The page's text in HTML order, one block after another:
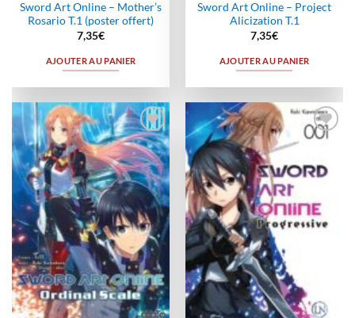
Sword Art Online – Mother’s
Rosario T.1 (poster offert)
7,35€
AJOUTER AU PANIER
Sword Art Online – Project
Alicization T.1
7,35€
AJOUTER AU PANIER
Ajouter
à la
wishlist
Ajouter
wishlist